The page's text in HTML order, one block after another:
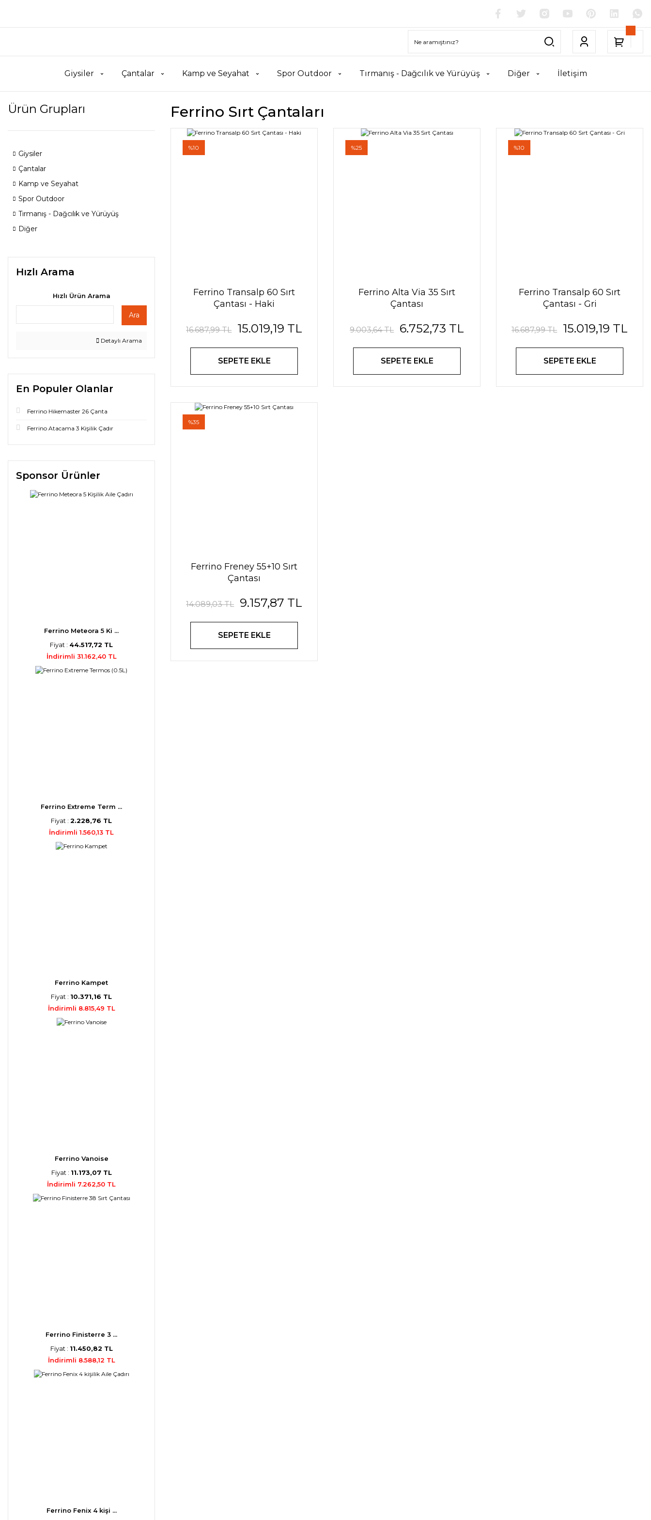
Giysiler Çantalar Kamp ve Seyahat Spor Outdoor Tırmanış - Dağcılık ve Yürüyüş Diğer İletişim
Ürün Grupları
Giysiler
Çantalar
Kamp ve Seyahat
Spor Outdoor
Tırmanış - Dağcılık ve Yürüyüş
Diğer
Hızlı Arama
Hızlı Ürün Arama
Ara
Detaylı Arama
En Populer Olanlar
Ferrino Hikemaster 26 Çanta
Ferrino Atacama 3 Kişilik Çadır
Sponsor Ürünler
Ferrino Meteora 5 Ki ...
Fiyat : 44.517,72 TL
İndirimli 31.162,40 TL
Ferrino Extreme Term ...
Fiyat : 2.228,76 TL
İndirimli 1.560,13 TL
Ferrino Kampet
Fiyat : 10.371,16 TL
İndirimli 8.815,49 TL
Ferrino Vanoise
Fiyat : 11.173,07 TL
İndirimli 7.262,50 TL
Ferrino Finisterre 3 ...
Fiyat : 11.450,82 TL
İndirimli 8.588,12 TL
Ferrino Fenix 4 kişi ...
Ferrino Sırt Çantaları
%10
Ferrino Transalp 60 Sırt
Çantası - Haki
16.687,99 TL 15.019,19 TL
SEPETE EKLE
%25
Ferrino Alta Via 35 Sırt
Çantası
9.003,64 TL 6.752,73 TL
SEPETE EKLE
%10
Ferrino Transalp 60 Sırt
Çantası - Gri
16.687,99 TL 15.019,19 TL
SEPETE EKLE
%35
Ferrino Freney 55+10 Sırt
Çantası
14.089,03 TL 9.157,87 TL
SEPETE EKLE